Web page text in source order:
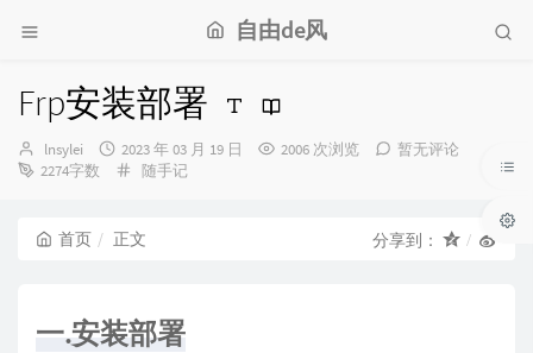
自由de风
Frp安装部署
博
主：
lnsylei
发
布
2023 年 03 月 19 日 2006 次浏览
暂无评论
2274字数
分
随手记
首页 正文 分享到：
一.安装部署